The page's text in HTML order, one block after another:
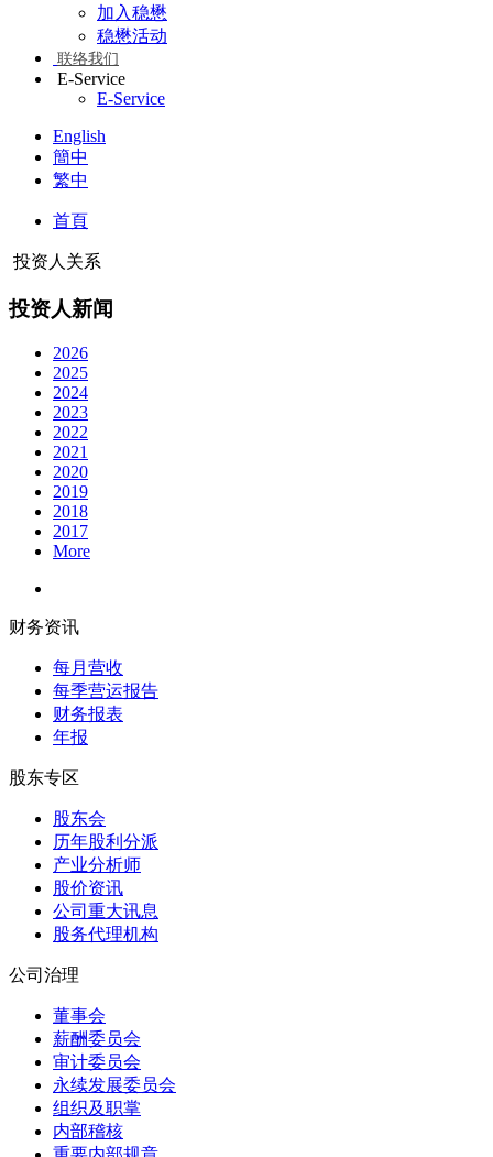
加入稳懋
稳懋活动
联络我们
E-Service
E-Service
English
簡中
繁中
首頁
投资人关系
投资人新闻
2026
2025
2024
2023
2022
2021
2020
2019
2018
2017
More
财务资讯
每月营收
每季营运报告
财务报表
年报
股东专区
股东会
历年股利分派
产业分析师
股价资讯
公司重大讯息
股务代理机构
公司治理
董事会
薪酬委员会
审计委员会
永续发展委员会
组织及职掌
内部稽核